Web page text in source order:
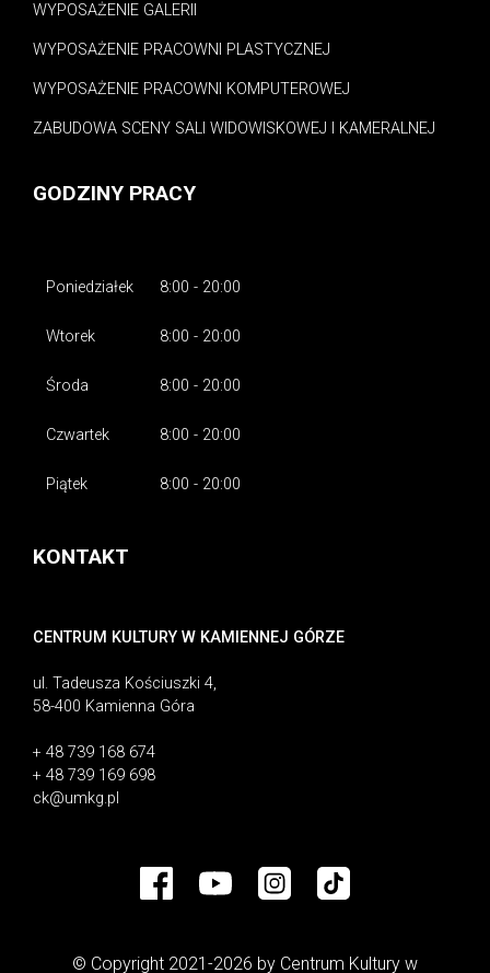
WYPOSAŻENIE GALERII
WYPOSAŻENIE PRACOWNI PLASTYCZNEJ
WYPOSAŻENIE PRACOWNI KOMPUTEROWEJ
ZABUDOWA SCENY SALI WIDOWISKOWEJ I KAMERALNEJ
GODZINY PRACY
Poniedziałek 8:00 - 20:00
Wtorek 8:00 - 20:00
Środa 8:00 - 20:00
Czwartek 8:00 - 20:00
Piątek 8:00 - 20:00
KONTAKT
CENTRUM KULTURY W KAMIENNEJ GÓRZE
ul. Tadeusza Kościuszki 4,
58-400 Kamienna Góra
+ 48 739 168 674
+ 48 739 169 698
ck@umkg.pl
© Copyright 2021-2026 by Centrum Kultury w